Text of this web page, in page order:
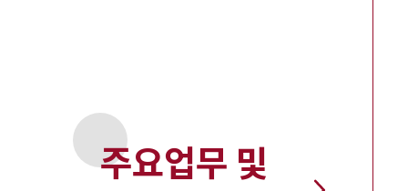
주요업무 및